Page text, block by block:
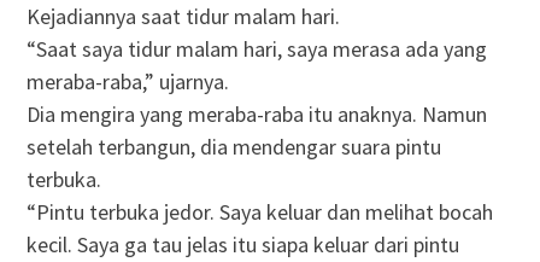
Kejadiannya saat tidur malam hari.
“Saat saya tidur malam hari, saya merasa ada yang
meraba-raba,” ujarnya.
Dia mengira yang meraba-raba itu anaknya. Namun
setelah terbangun, dia mendengar suara pintu
terbuka.
“Pintu terbuka jedor. Saya keluar dan melihat bocah
kecil. Saya ga tau jelas itu siapa keluar dari pintu